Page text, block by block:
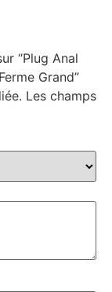
“Plug Anal
Grand”
Les champs